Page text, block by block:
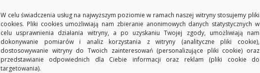
osłoną
szeroki
rozstaw
między
a
t
i
v
W celu świadczenia usług na najwyższym poziomie w ramach naszej witryny stosujemy pliki
cookies. Pliki cookies umożliwiają nam zbieranie anonimowych danych statystycznych w
celu usprawnienia działania witryny, a po uzyskaniu Twojej zgody, umożliwiają nam
dokonywanie pomiarów i analiz korzystania z witryny (analityczne pliki cookie),
dostosowywanie witryny do Twoich zainteresowań (personalizujące pliki cookie) oraz
przedstawianie odpowiednich dla Ciebie informacji oraz reklam (pliki cookie do
targetowania).